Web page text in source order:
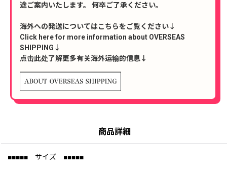
途ご案内いたします。 何卒ご了承ください。
海外への発送についてはこちらをご覧ください↓
Click here for more information about OVERSEAS
SHIPPING↓
点击此处了解更多有关海外运输的信息↓
商品詳細
■■■■■ サイズ ■■■■■